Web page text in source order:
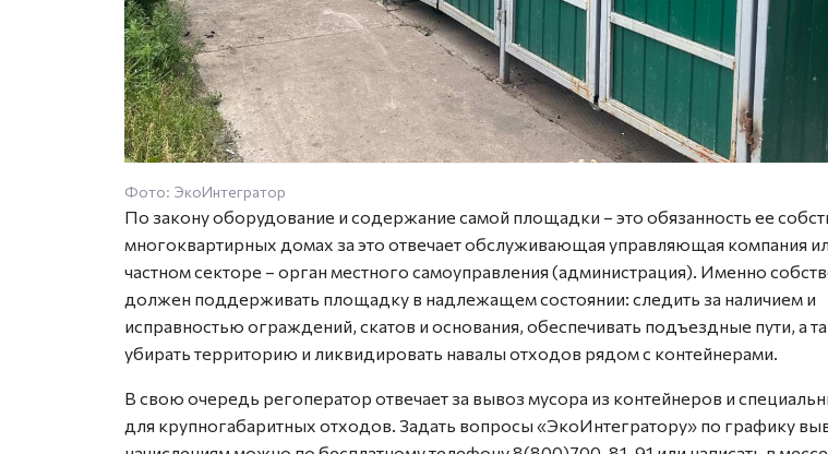
Фото: ЭкоИнтегратор
По закону оборудование и содержание самой площадки – это обязанность ее
многоквартирных домах за это отвечает обслуживающая управляющая компания
частном секторе – орган местного самоуправления (администрация). Именно
должен поддерживать площадку в надлежащем состоянии: следить за наличием и
исправностью ограждений, скатов и основания, обеспечивать подъездные пути, а
убирать территорию и ликвидировать навалы отходов рядом с контейнерами.
В свою очередь регоператор отвечает за вывоз мусора из контейнеров и
для крупногабаритных отходов. Задать вопросы «ЭкоИнтегратору» по графику